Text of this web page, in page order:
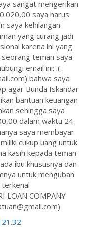
sangat mengerikan
saya harus
saya kehilangan
yang curang jadi
karena ini yang
teman saya
email ini: :(
bahwa saya
agar Bunda Iskandar
bantuan keuangan
sehingga saya
dalam waktu 24
saya membayar
cukup uang untuk
kasih kepada teman
ibu khususnya dan
untuk mengubah
LOAN COMPANY